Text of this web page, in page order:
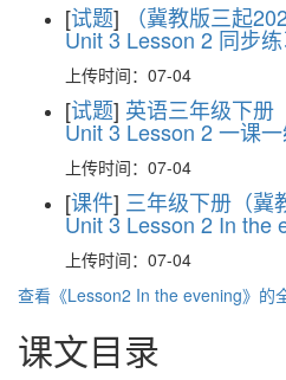
[试题] （冀教版三起
Unit 3 Lesson 2 同步练
上传时间：07-04
[试题] 英语三年级下册
Unit 3 Lesson 2 一课
上传时间：07-04
[课件] 三年级下册（冀
Unit 3 Lesson 2 In the
上传时间：07-04
查看《Lesson2 In the evening》的
课文目录